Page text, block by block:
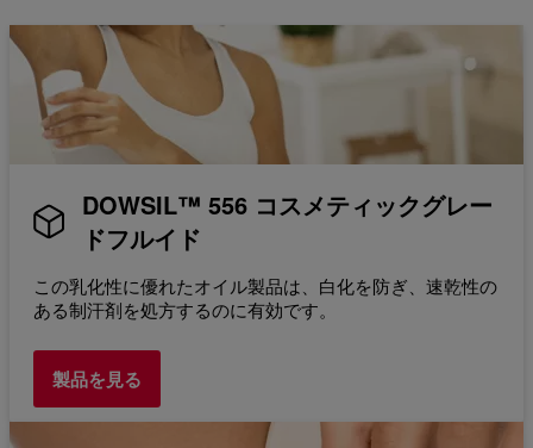
DOWSIL™ 556 コスメティックグレー
ドフルイド
この乳化性に優れたオイル製品は、白化を防ぎ、速乾性の
ある制汗剤を処方するのに有効です。
製品を見る